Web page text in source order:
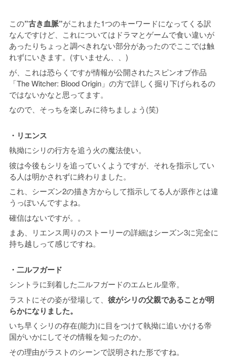
この”古き血脈”がこれまた1つのキーワードになってくる訳
なんですけど、これについてはドラマとゲームで食い違いが
あったりちょっと調べきれない部分があったのでここでは触
れずにいきます。(すいません、、)
が、これは恐らくですが情報が公開されたスピンオプ作品
「The Witcher: Blood Origin」の方で詳しく掘り下げられるの
ではないかなと思ってます。
なので、そっちを楽しみに待ちましょう(笑)
・リエンス
執拗にシリの行方を追う火の魔法使い。
彼は今後もシリを追っていくようですが、それを指示してい
る人は明かされずに終わりました。
これ、シーズン2の描き方からして指示してる人が原作とは違
うっぽいんですよね。
確信はないですが。。
まあ、リエンス周りのストーリーの詳細はシーズン3に完全に
持ち越しって感じですね。
・二ルフガード
シントラに到着した二ルフガードのエムヒル皇帝。
ラストにその姿が登場して、 彼がシリの父親であることが明
らかになりました。
いち早くシリの存在(能力)に目をつけて執拗に追いかける帝
国がいかにしてその情報を知ったのか。
その理由がラストのシーンで説明された形ですね。